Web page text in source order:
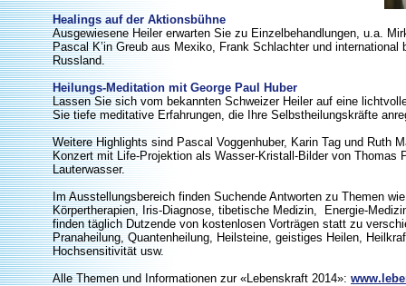
Healings auf der Aktionsbühne
Ausgewiesene Heiler erwarten Sie zu Einzelbehandlungen, u.a.
Pascal K’in Greub aus Mexiko, Frank Schlachter und
Russland.
Heilungs-Meditation mit George Paul Huber
Lassen Sie sich vom bekannten Schweizer Heiler auf eine
Sie tiefe meditative Erfahrungen, die Ihre Selbstheilungskräfte
Weitere Highlights sind Pascal Voggenhuber, Karin Tag und Ruth
Konzert mit Life-Projektion als Wasser-Kristall-Bilder von Thomas
Lauterwasser.
Im Ausstellungsbereich finden Suchende Antworten zu Themen
Körpertherapien, Iris-Diagnose, tibetische Medizin, Energie-
finden täglich Dutzende von kostenlosen Vorträgen statt zu
Pranaheilung, Quantenheilung, Heilsteine, geistiges Heilen,
Hochsensitivität usw.
Alle Themen und Informationen zur «Lebenskraft 2014»: